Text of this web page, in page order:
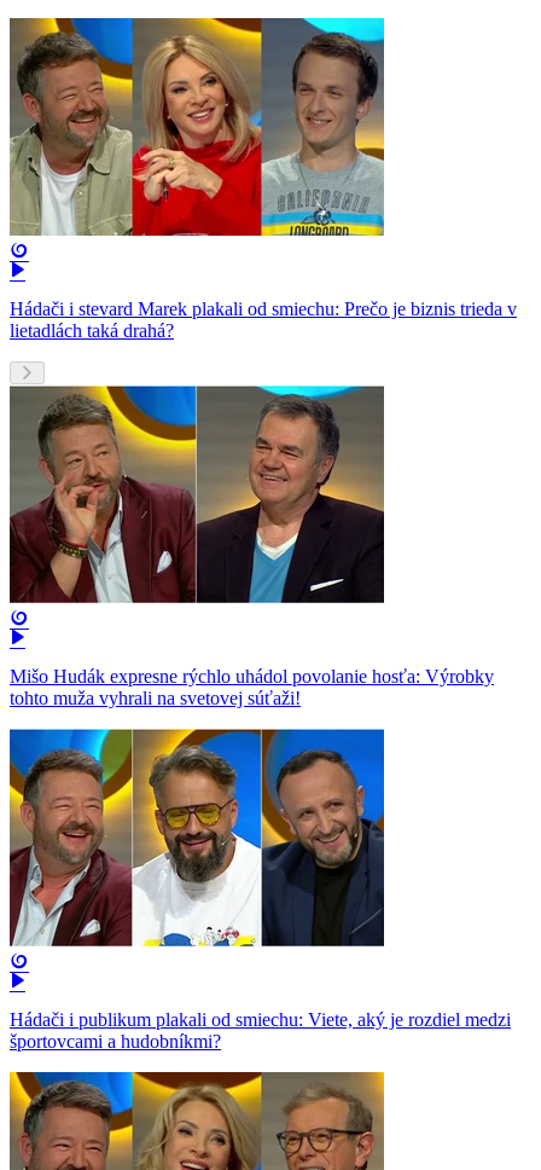
Hádači i stevard Marek plakali od smiechu: Prečo je biznis trieda v
lietadlách taká drahá?
Mišo Hudák expresne rýchlo uhádol povolanie hosťa: Výrobky
tohto muža vyhrali na svetovej súťaži!
Hádači i publikum plakali od smiechu: Viete, aký je rozdiel medzi
športovcami a hudobníkmi?